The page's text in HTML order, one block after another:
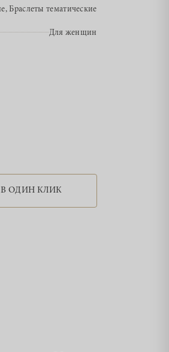
Браслеты тематические
Для женщин
ОДИН КЛИК